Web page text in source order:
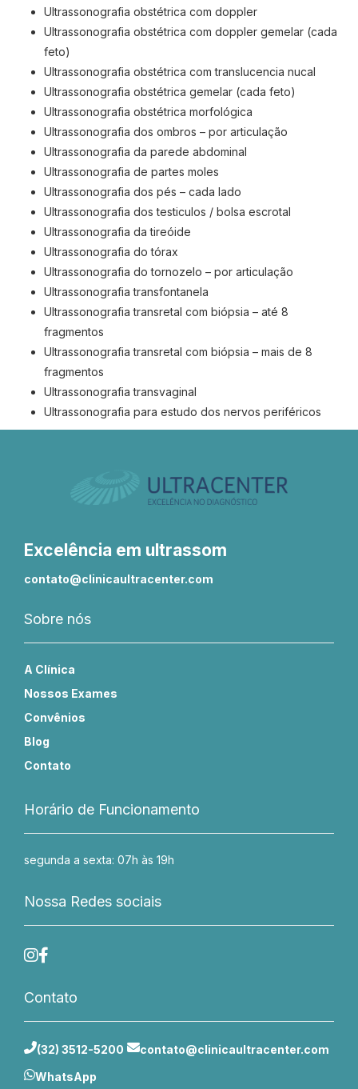
Ultrassonografia obstétrica com doppler
Ultrassonografia obstétrica com doppler gemelar (cada
feto)
Ultrassonografia obstétrica com translucencia nucal
Ultrassonografia obstétrica gemelar (cada feto)
Ultrassonografia obstétrica morfológica
Ultrassonografia dos ombros – por articulação
Ultrassonografia da parede abdominal
Ultrassonografia de partes moles
Ultrassonografia dos pés – cada lado
Ultrassonografia dos testiculos / bolsa escrotal
Ultrassonografia da tireóide
Ultrassonografia do tórax
Ultrassonografia do tornozelo – por articulação
Ultrassonografia transfontanela
Ultrassonografia transretal com biópsia – até 8
fragmentos
Ultrassonografia transretal com biópsia – mais de 8
fragmentos
Ultrassonografia transvaginal
Ultrassonografia para estudo dos nervos periféricos
Excelência em ultrassom
contato@clinicaultracenter.com
Sobre nós
A Clínica
Nossos Exames
Convênios
Blog
Contato
Horário de Funcionamento
segunda a sexta: 07h às 19h
Nossa Redes sociais
Contato
(32) 3512-5200
contato@clinicaultracenter.com
WhatsApp